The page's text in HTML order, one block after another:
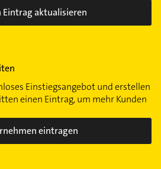
Eintrag aktualisieren
Einstiegsangebot und erstellen
einen Eintrag, um mehr Kunden
eintragen